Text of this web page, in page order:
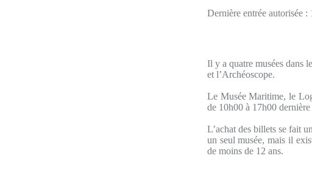
Dernière entrée autorisée
Il y a quatre musées dans
et l’Archéoscope.
Le Musée Maritime, le
de 10h00 à 17h00
L’achat des billets se fait
un seul musée, mais il
de moins de 12 ans.